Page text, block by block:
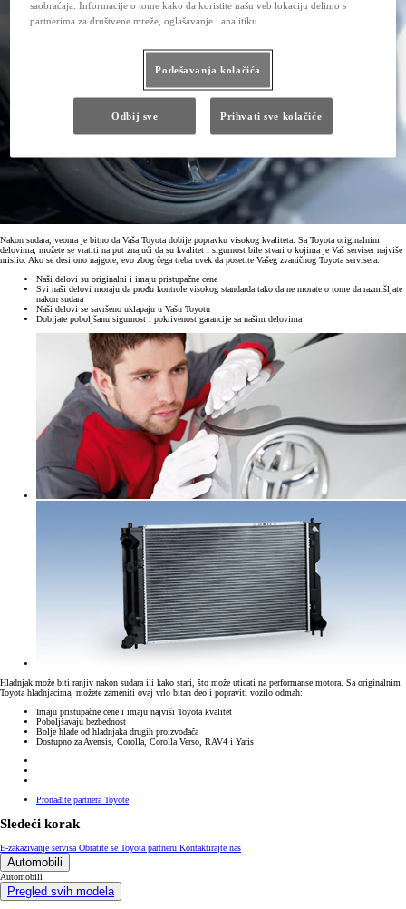
Nakon sudara, veoma je bitno da Vaša Toyota dobije popravku visokog kvaliteta. Sa Toyota originalnim
delovima, možete se vratiti na put znajući da su kvalitet i sigurnost bile stvari o kojima je Vaš serviser najviše
mislio. Ako se desi ono najgore, evo zbog čega treba uvek da posetite Vašeg zvaničnog Toyota servisera:
Naši delovi su originalni i imaju pristupačne cene
Svi naši delovi moraju da prođu kontrole visokog standarda tako da ne morate o tome da razmišljate
nakon sudara
Naši delovi se savršeno uklapaju u Vašu Toyotu
Dobijate poboljšanu sigurnost i pokrivenost garancije sa našim delovima
Hladnjak može biti ranjiv nakon sudara ili kako stari, što može uticati na performanse motora. Sa originalnim
Toyota hladnjacima, možete zameniti ovaj vrlo bitan deo i popraviti vozilo odmah:
Imaju pristupačne cene i imaju najviši Toyota kvalitet
Poboljšavaju bezbednost
Bolje hlade od hladnjaka drugih proizvođača
Dostupno za Avensis, Corolla, Corolla Verso, RAV4 i Yaris
Pronađite partnera Toyote
Sledeći korak
E-zakazivanje servisaObratite se Toyota partneru Kontaktirajte nas
Automobili
Automobili
Pregled svih modela
saobraćaja. Informacije o tome kako da koristite našu veb lokaciju delimo s
partnerima za društvene mreže, oglašavanje i analitiku.
Podešavanja kolačića
Odbij sve Prihvati sve kolačiće